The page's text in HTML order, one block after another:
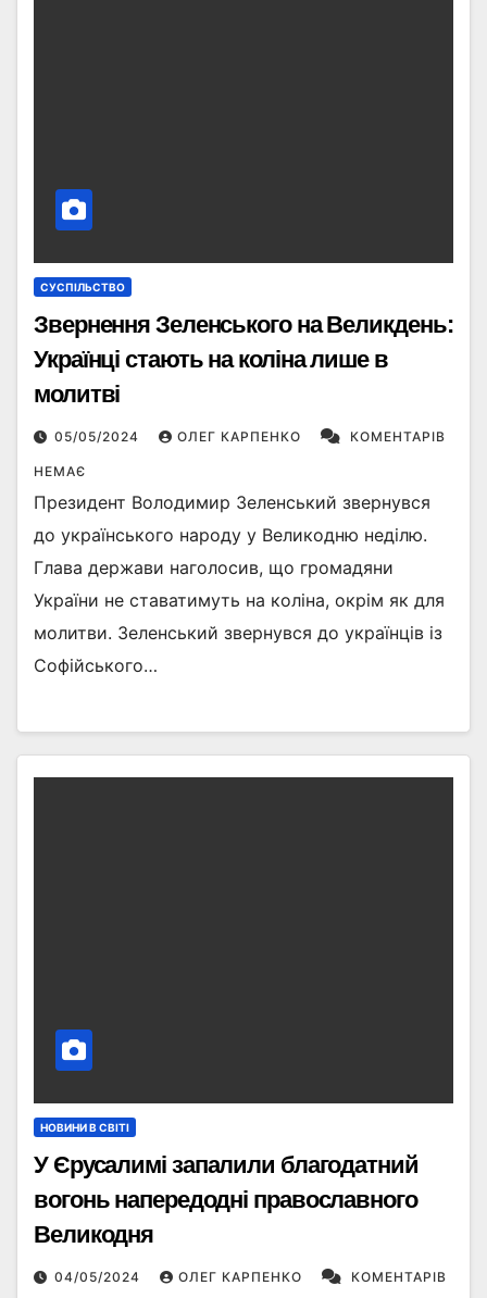
СУСПІЛЬСТВО
Звернення Зеленського на Великдень:
Українці стають на коліна лише в
молитві
05/05/2024 ОЛЕГ КАРПЕНКО КОМЕНТАРІВ
НЕМАЄ
Президент Володимир Зеленський звернувся
до українського народу у Великодню неділю.
Глава держави наголосив, що громадяни
України не ставатимуть на коліна, окрім як для
молитви. Зеленський звернувся до українців із
Софійського…
НОВИНИ В СВІТІ
У Єрусалимі запалили благодатний
вогонь напередодні православного
Великодня
04/05/2024 ОЛЕГ КАРПЕНКО КОМЕНТАРІВ